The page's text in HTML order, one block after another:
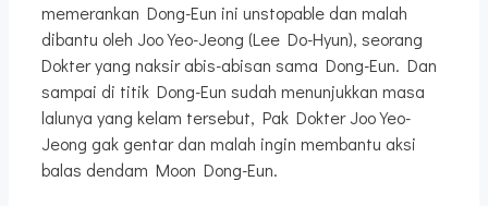
memerankan Dong-Eun ini unstopable dan malah
dibantu oleh Joo Yeo-Jeong (Lee Do-Hyun), seorang
Dokter yang naksir abis-abisan sama Dong-Eun. Dan
sampai di titik Dong-Eun sudah menunjukkan masa
lalunya yang kelam tersebut, Pak Dokter Joo Yeo-
Jeong gak gentar dan malah ingin membantu aksi
balas dendam Moon Dong-Eun.